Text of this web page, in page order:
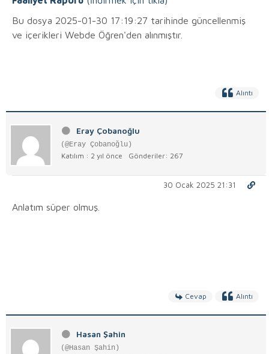
Bu dosya 2025-01-30 17:19:27 tarihinde güncellenmiş
ve içerikleri Webde Öğren'den alınmıştır.
Alıntı
Eray Çobanoğlu
(@Eray Çobanoğlu)
Katılım : 2 yıl önce Gönderiler: 267
30 Ocak 2025 21:31
Anlatım süper olmuş.
Cevap Alıntı
Hasan Şahin
(@Hasan Şahin)